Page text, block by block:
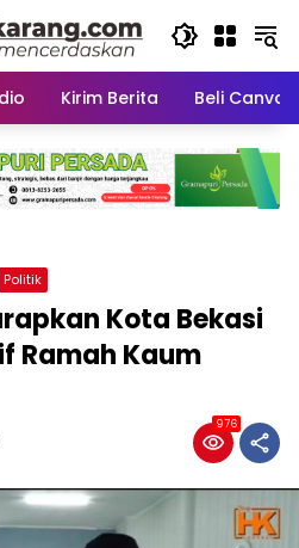
Kirim Berita Beli
Politik
Kota Bekasi
Ramah Kaum
976